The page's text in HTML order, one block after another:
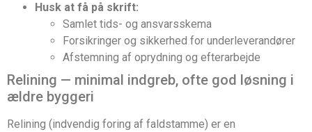
Husk at få på skrift:
Samlet tids- og ansvarsskema
Forsikringer og sikkerhed for underleverandører
Afstemning af oprydning og efterarbejde
Relining — minimal indgreb, ofte god løsning i
ældre byggeri
Relining (indvendig foring af faldstamme) er en